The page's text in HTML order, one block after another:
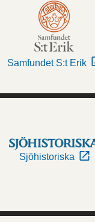
Samfundet S:t Erik
Sjöhistoriska